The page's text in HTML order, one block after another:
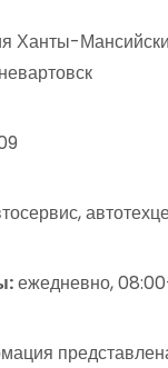
Ханты-
ежедневно,